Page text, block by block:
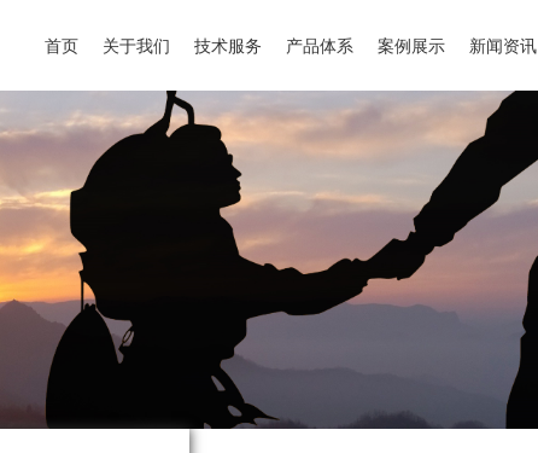
首页 关于我们 技术服务 产品体系 案例展示 新闻资讯